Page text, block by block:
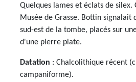
Quelques lames et éclats de silex.
Musée de Grasse. Bottin signalait
sud-est de la tombe, placés sur
d'une pierre plate.
Datation : Chalcolithique récent
campaniforme).